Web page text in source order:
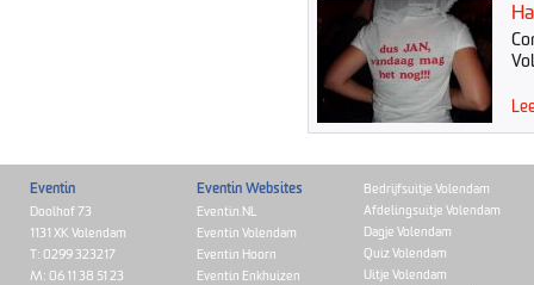
Eventin
Doolhof 73
1131 XK Volendam
T: 0299 323217
M: 06 11 38 51 23
Eventin Websites
Eventin.NL
Eventin Volendam
Eventin Hoorn
Eventin Enkhuizen
Bedrijfsuitje Volendam
Afdelingsuitje Volendam
Dagje Volendam
Quiz Volendam
Uitje Volendam